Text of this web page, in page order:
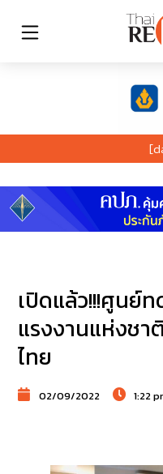
เปิดแล้ว!!!ศูนย์
แรงงานแห่งช
ไทย
02/09/2022 1:22